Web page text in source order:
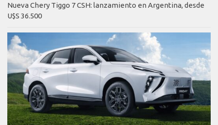
Nueva Chery Tiggo 7 CSH: lanzamiento en Argentina, desde
U$S 36.500